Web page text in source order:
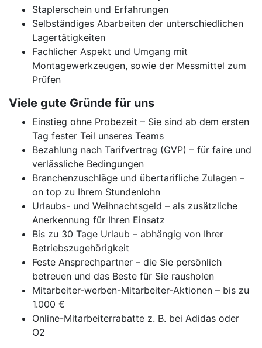
Staplerschein und Erfahrungen
Selbständiges Abarbeiten der unterschiedlichen
Lagertätigkeiten
Fachlicher Aspekt und Umgang mit
Montagewerkzeugen, sowie der Messmittel zum
Prüfen
Viele gute Gründe für uns
Einstieg ohne Probezeit – Sie sind ab dem ersten
Tag fester Teil unseres Teams
Bezahlung nach Tarifvertrag (GVP) – für faire und
verlässliche Bedingungen
Branchenzuschläge und übertarifliche Zulagen –
on top zu Ihrem Stundenlohn
Urlaubs- und Weihnachtsgeld – als zusätzliche
Anerkennung für Ihren Einsatz
Bis zu 30 Tage Urlaub – abhängig von Ihrer
Betriebszugehörigkeit
Feste Ansprechpartner – die Sie persönlich
betreuen und das Beste für Sie rausholen
Mitarbeiter-werben-Mitarbeiter-Aktionen – bis zu
1.000 €
Online-Mitarbeiterrabatte z. B. bei Adidas oder
O2